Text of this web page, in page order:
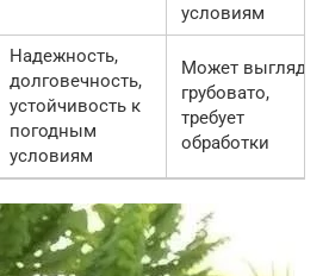
условиям
Надежность,
долговечность,
устойчивость к
погодным
условиям
Может
грубовато,
требует
обработки